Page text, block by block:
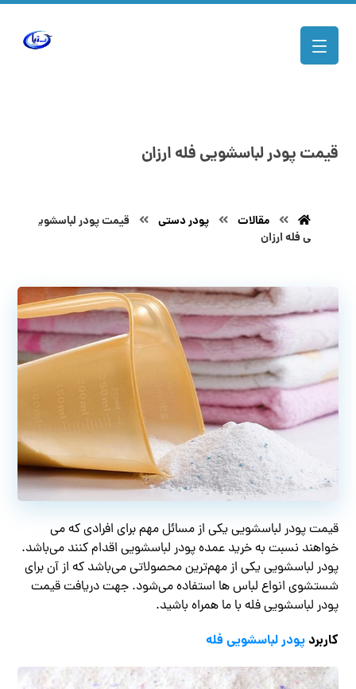
قیمت پودر لباسشویی فله ارزان
مقالات پودر دستی
قیمت پودر لباسشوی
ی فله ارزان
قیمت پودر لباسشویی یکی از مسائل مهم برای افرادی که می
خواهند نسبت به خرید عمده پودر لباسشویی اقدام کنند می‌باشد.
پودر لباسشویی یکی از مهم‌ترین محصولاتی می‌باشد که از آن برای
شستشوی انواع لباس ها استفاده می‌شود. جهت دریافت قیمت
پودر لباسشویی فله با ما همراه باشید.
کاربردپودر لباسشویی فله